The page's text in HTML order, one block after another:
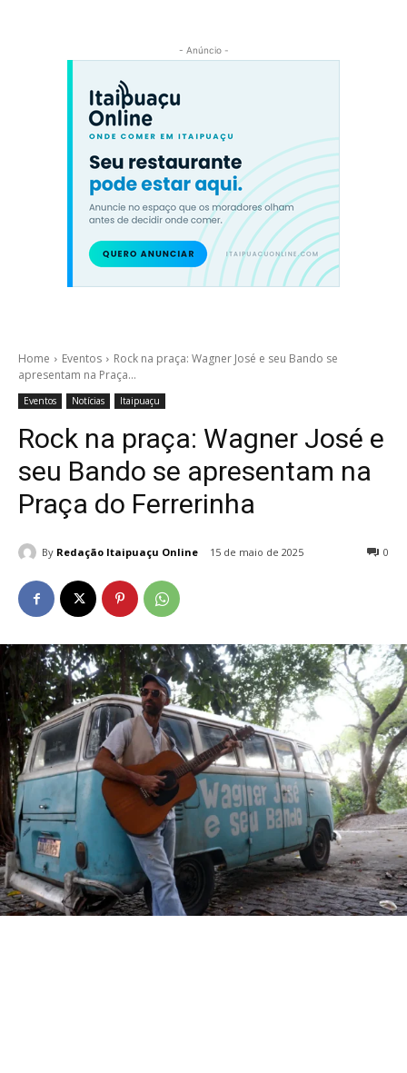
- Anúncio -